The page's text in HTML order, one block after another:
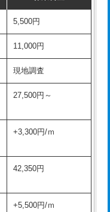
27,500円
38,500円
38,500円
現場見積
16,500円
現場見積
13,200円
16,500円
16,500円
16,500円
5,500円
5,500円
11,000円
5,500円
11,000円
現地調査
27,500円～
+3,300円/ｍ
42,350円
+5,500円/ｍ